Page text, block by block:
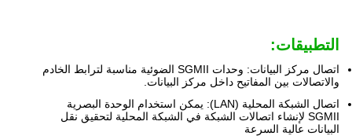
التطبيقات:
اتصال مركز البيانات: وحدات SGMII الضوئية مناسبة لترابط الخادم
والاتصالات بين المفاتيح داخل مركز البيانات.
اتصال الشبكة المحلية (LAN): يمكن استخدام الوحدة البصرية
SGMII لإنشاء اتصالات الشبكة في الشبكة المحلية لتحقيق نقل
البيانات عالية السرعة